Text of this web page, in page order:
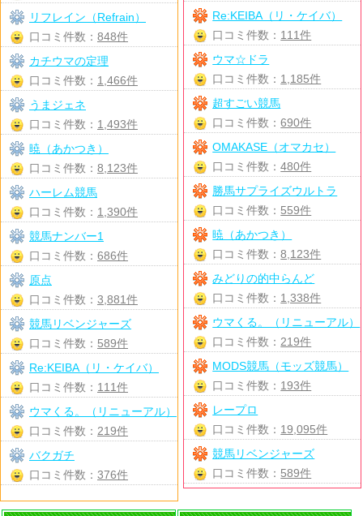
Re:KEIBA（リ・ケイバ）
口コミ件数： 111件
ウマ☆ドラ
口コミ件数： 1,185件
超すごい競馬
口コミ件数：690件
OMAKASE（オマカセ）
口コミ件数：480件
勝馬サプライズウルトラ
口コミ件数： 559件
暁（あかつき）
口コミ件数：8,123件
みどりの的中らんど
口コミ件数： 1,338件
ウマくる。（リニューアル）
口コミ件数： 219件
MODS競馬（モッズ競馬）
口コミ件数： 193件
レープロ
口コミ件数： 19,095件
競馬リベンジャーズ
口コミ件数： 589件
リフレイン（Refrain）
口コミ件数： 848件
カチウマの定理
口コミ件数： 1,466件
うまジェネ
口コミ件数： 1,493件
暁（あかつき）
口コミ件数： 8,123件
ハーレム競馬
口コミ件数： 1,390件
競馬ナンバー1
口コミ件数： 686件
原点
口コミ件数： 3,881件
競馬リベンジャーズ
口コミ件数： 589件
Re:KEIBA（リ・ケイバ）
口コミ件数： 111件
ウマくる。（リニューアル）
口コミ件数： 219件
バクガチ
口コミ件数： 376件